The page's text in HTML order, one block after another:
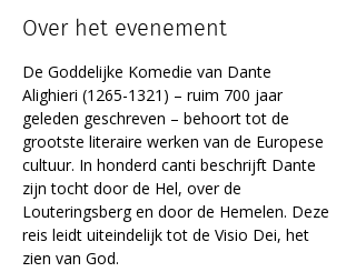
Over het evenement
De Goddelijke Komedie van Dante
Alighieri (1265-1321) – ruim 700 jaar
geleden geschreven – behoort tot de
grootste literaire werken van de Europese
cultuur. In honderd canti beschrijft Dante
zijn tocht door de Hel, over de
Louteringsberg en door de Hemelen. Deze
reis leidt uiteindelijk tot de Visio Dei, het
zien van God.